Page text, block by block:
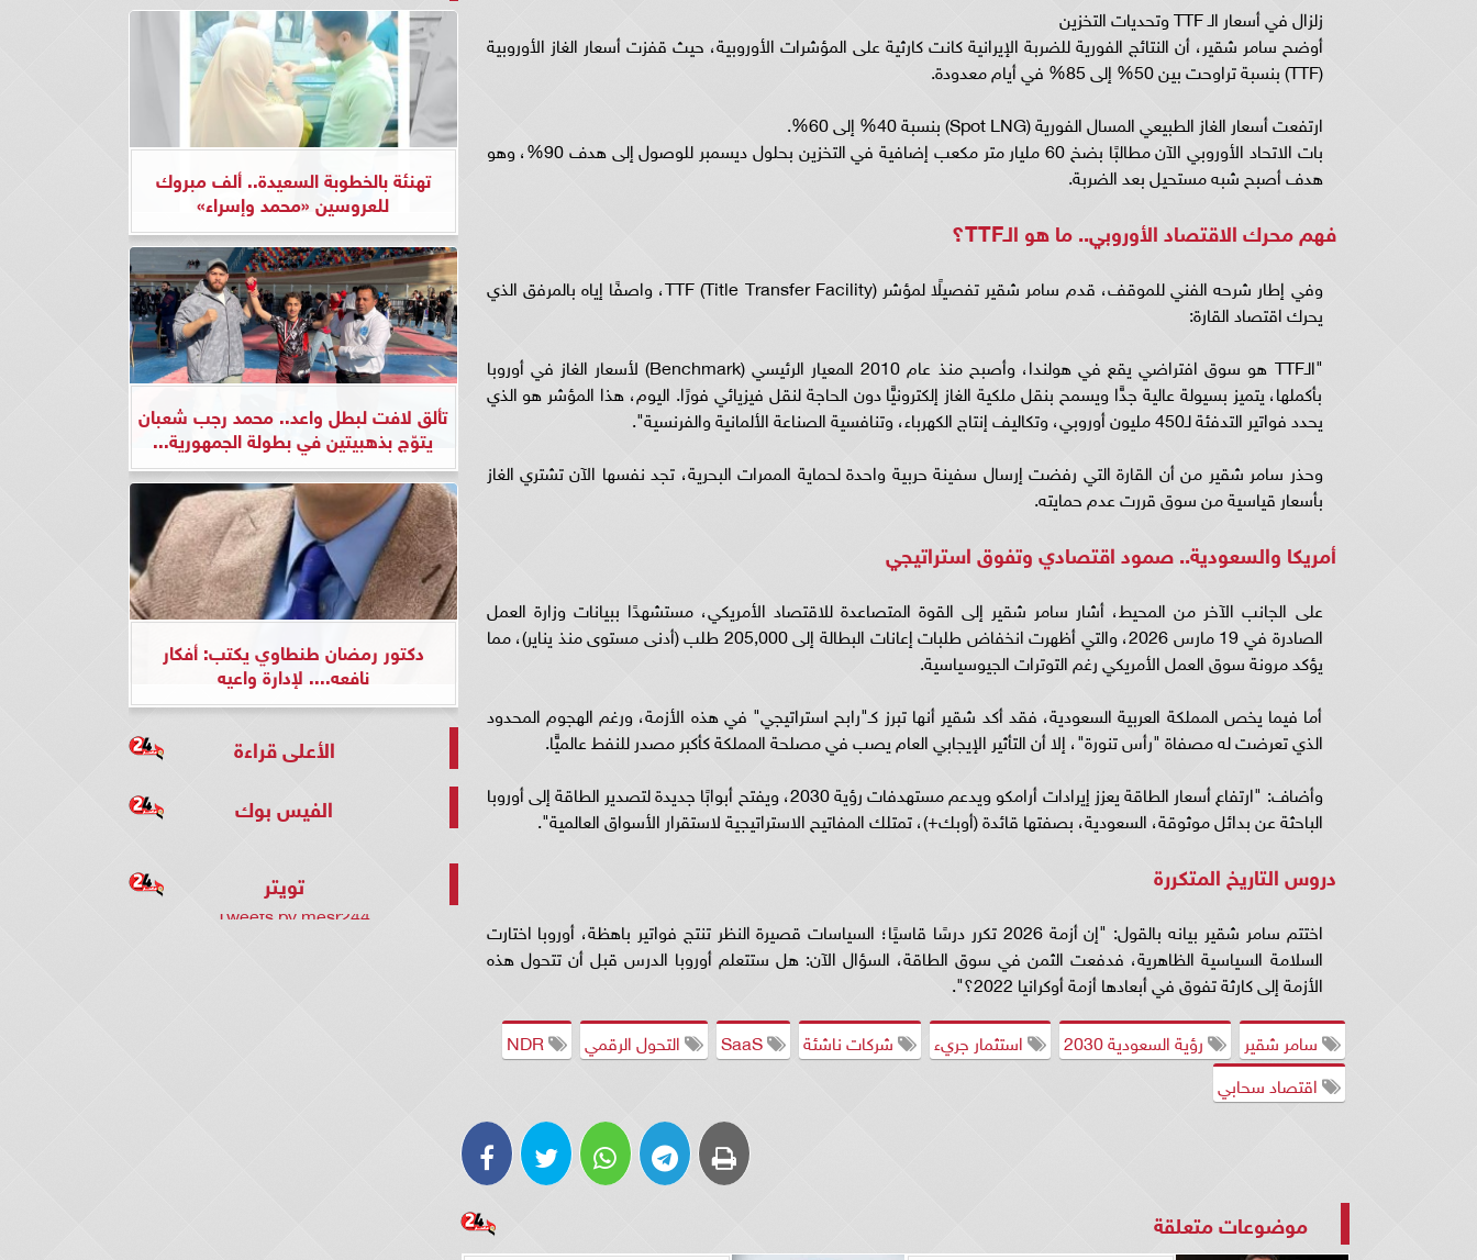
زلزال في أسعار الـ TTF وتحديات التخزين
أوضح سامر شقير، أن النتائج الفورية للضربة الإيرانية كانت كارثية على المؤشرات الأوروبية، حيث قفزت أسعار الغاز الأوروبية
(TTF) بنسبة تراوحت بين 50% إلى 85% في أيام معدودة.
ارتفعت أسعار الغاز الطبيعي المسال الفورية (Spot LNG) بنسبة 40% إلى 60%.
بات الاتحاد الأوروبي الآن مطالبًا بضخ 60 مليار متر مكعب إضافية في التخزين بحلول ديسمبر للوصول إلى هدف 90%، وهو
هدف أصبح شبه مستحيل بعد الضربة.
فهم محرك الاقتصاد الأوروبي.. ما هو الـTTF؟
وفي إطار شرحه الفني للموقف، قدم سامر شقير تفصيلًا لمؤشر TTF (Title Transfer Facility)، واصفًا إياه بالمرفق الذي
يحرك اقتصاد القارة:
"الـTTF هو سوق افتراضي يقع في هولندا، وأصبح منذ عام 2010 المعيار الرئيسي (Benchmark) لأسعار الغاز في أوروبا
بأكملها، يتميز بسيولة عالية جدًّا ويسمح بنقل ملكية الغاز إلكترونيًّا دون الحاجة لنقل فيزيائي فورًا. اليوم، هذا المؤشر هو الذي
يحدد فواتير التدفئة لـ450 مليون أوروبي، وتكاليف إنتاج الكهرباء، وتنافسية الصناعة الألمانية والفرنسية".
وحذر سامر شقير من أن القارة التي رفضت إرسال سفينة حربية واحدة لحماية الممرات البحرية، تجد نفسها الآن تشتري الغاز
بأسعار قياسية من سوق قررت عدم حمايته.
أمريكا والسعودية.. صمود اقتصادي وتفوق استراتيجي
على الجانب الآخر من المحيط، أشار سامر شقير إلى القوة المتصاعدة للاقتصاد الأمريكي، مستشهدًا ببيانات وزارة العمل
الصادرة في 19 مارس 2026، والتي أظهرت انخفاض طلبات إعانات البطالة إلى 205,000 طلب (أدنى مستوى منذ يناير)، مما
يؤكد مرونة سوق العمل الأمريكي رغم التوترات الجيوسياسية.
أما فيما يخص المملكة العربية السعودية، فقد أكد شقير أنها تبرز كـ"رابح استراتيجي" في هذه الأزمة، ورغم الهجوم المحدود
الذي تعرضت له مصفاة "رأس تنورة"، إلا أن التأثير الإيجابي العام يصب في مصلحة المملكة كأكبر مصدر للنفط عالميًّا.
وأضاف: "ارتفاع أسعار الطاقة يعزز إيرادات أرامكو ويدعم مستهدفات رؤية 2030، ويفتح أبوابًا جديدة لتصدير الطاقة إلى أوروبا
الباحثة عن بدائل موثوقة، السعودية، بصفتها قائدة (أوبك+)، تمتلك المفاتيح الاستراتيجية لاستقرار الأسواق العالمية".
دروس التاريخ المتكررة
اختتم سامر شقير بيانه بالقول: "إن أزمة 2026 تكرر درسًا قاسيًا؛ السياسات قصيرة النظر تنتج فواتير باهظة، أوروبا اختارت
السلامة السياسية الظاهرية، فدفعت الثمن في سوق الطاقة، السؤال الآن: هل ستتعلم أوروبا الدرس قبل أن تتحول هذه
الأزمة إلى كارثة تفوق في أبعادها أزمة أوكرانيا 2022؟".
سامر شقير
رؤية السعودية 2030 استثمار جريء شركات ناشئة SaaS التحول الرقمي
NDR
اقتصاد سحابي
موضوعات متعلقة
تهنئة بالخطوبة السعيدة.. ألف مبروك
للعروسين «محمد وإسراء»
تألق لافت لبطل واعد.. محمد رجب شعبان
يتوّج بذهبيتين في بطولة الجمهورية...
دكتور رمضان طنطاوي يكتب: أفكار
نافعه.... لإدارة واعيه
الأعلى قراءة
الفيس بوك
تويتر
Tweets by mesr244